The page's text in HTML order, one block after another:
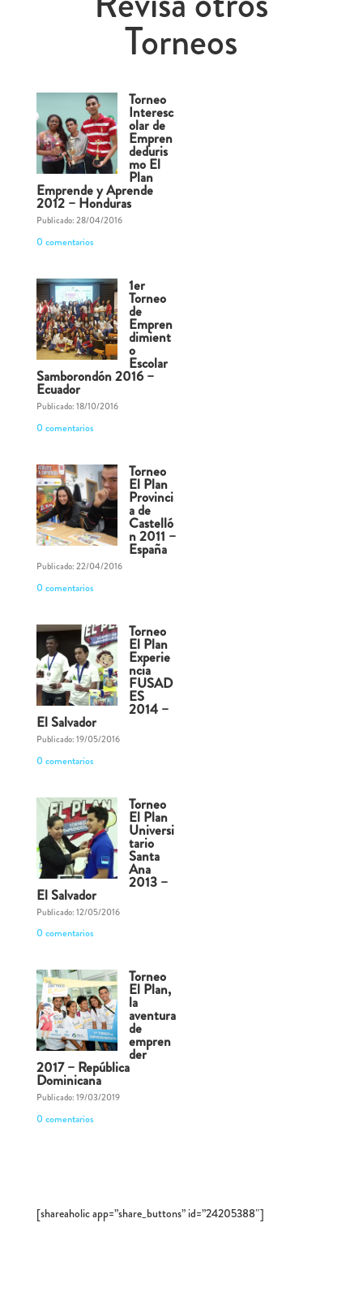
Torneos
Torneo
Interesc
olar de
Empren
deduris
mo El
Plan
Emprende y Aprende
2012 – Honduras
Publicado: 28/04/2016
0 comentarios
1er
Torneo
de
Empren
dimient
o
Escolar
Samborondón 2016 –
Ecuador
Publicado: 18/10/2016
0 comentarios
Torneo
El Plan
Provinci
a de
Castelló
n 2011 –
España
Publicado: 22/04/2016
0 comentarios
Torneo
El Plan
Experie
ncia
FUSAD
ES
2014 –
El Salvador
Publicado: 19/05/2016
0 comentarios
Torneo
El Plan
Universi
tario
Santa
Ana
2013 –
El Salvador
Publicado: 12/05/2016
0 comentarios
Torneo
El Plan,
la
aventura
de
empren
der
2017 – República
Dominicana
Publicado: 19/03/2019
0 comentarios
[shareaholic app=”share_buttons” id=”24205388″]